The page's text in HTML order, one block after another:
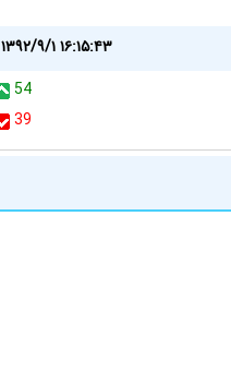
۱۳۹۲/۹/۱ ۱۶:۱۵:۴۳
54
39